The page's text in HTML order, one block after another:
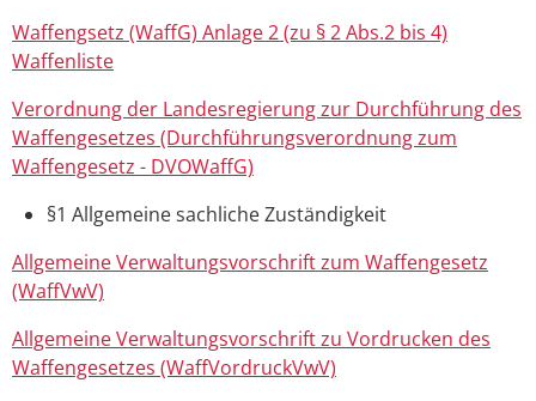
Waffengsetz (WaffG) Anlage 2 (zu § 2 Abs.2 bis 4)
Waffenliste
Verordnung der Landesregierung zur Durchführung des
Waffengesetzes (Durchführungsverordnung zum
Waffengesetz - DVOWaffG)
§1 Allgemeine sachliche Zuständigkeit
Allgemeine Verwaltungsvorschrift zum Waffengesetz
(WaffVwV)
Allgemeine Verwaltungsvorschrift zu Vordrucken des
Waffengesetzes (WaffVordruckVwV)